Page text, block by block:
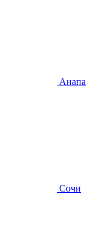
Анапа
Сочи